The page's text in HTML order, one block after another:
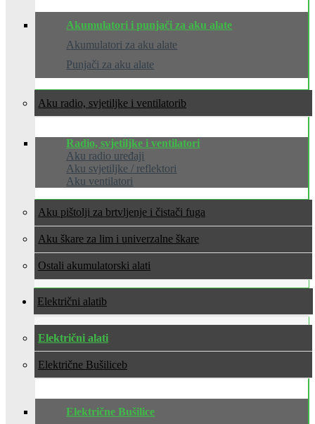
Akumulatori i punjači za aku alate
Akumulatori za aku alate
Punjači za aku alate
Aku radio, svjetiljke i ventilatori
Radio, svjetiljke i ventilatori
Aku radio uređaji
Aku svjetiljke / reflektori
Aku ventilatori
Aku pištolji za brtvljenje i čistači fuga
Aku škare za lim i univerzalne škare
Ostali akumulatorski alati
Električni alati
Električni alati
Električne Bušilice
Električne Bušilice